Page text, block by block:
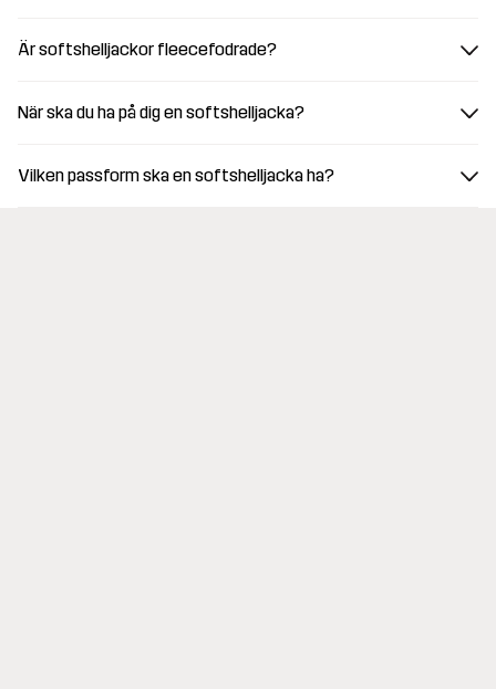
Är softshelljackor fleecefodrade?
När ska du ha på dig en softshelljacka?
Vilken passform ska en softshelljacka ha?